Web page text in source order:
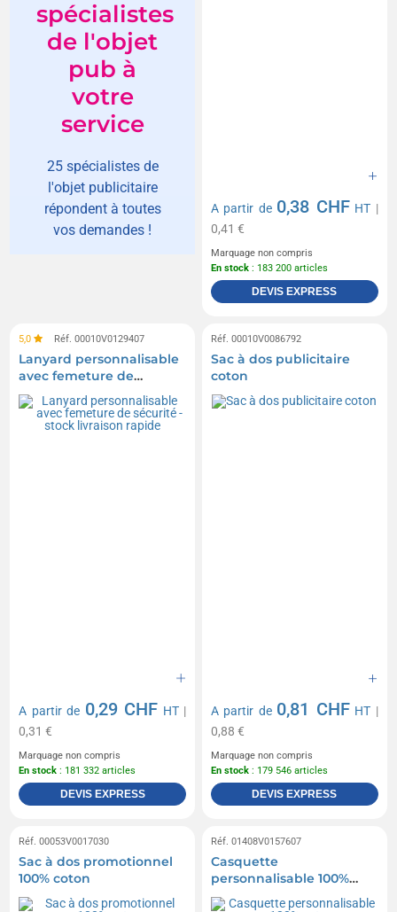
spécialistes
de l'objet
pub à
votre
service
25 spécialistes de
l'objet publicitaire
répondent à toutes
vos demandes !
A partir de 0,38 CHF HT |
0,41 €
Marquage non compris
En stock : 183 200 articles
DEVIS EXPRESS
5,0 Réf. 00010V0129407
Lanyard personnalisable
avec femeture de
sécurité - stock livraison
rapide
A partir de 0,29 CHF HT|
0,31 €
Marquage non compris
En stock : 181 332 articles
DEVIS EXPRESS
Réf. 00010V0086792
Sac à dos publicitaire
coton
A partir de 0,81 CHF HT |
0,88 €
Marquage non compris
En stock : 179 546 articles
DEVIS EXPRESS
Réf. 00053V0017030
Sac à dos promotionnel
100% coton
Réf. 01408V0157607
Casquette
personnalisable 100%
coton